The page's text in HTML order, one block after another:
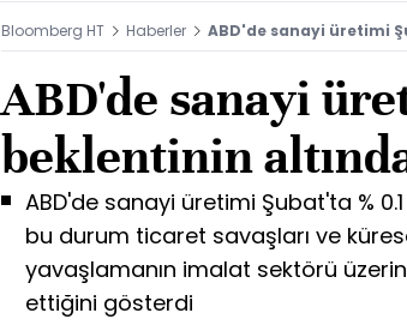
Bloomberg HT Haberler ABD'de sanayi üretimi
ABD'de sanayi
beklentinin
ABD'de sanayi üretimi Şubat'ta %
bu durum ticaret savaşları ve
yavaşlamanın imalat sektörü
ettiğini gösterdi